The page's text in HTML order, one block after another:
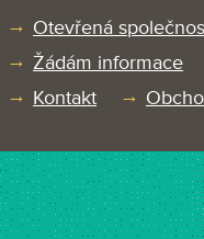
Otevřená
Žádám informace
Kontakt